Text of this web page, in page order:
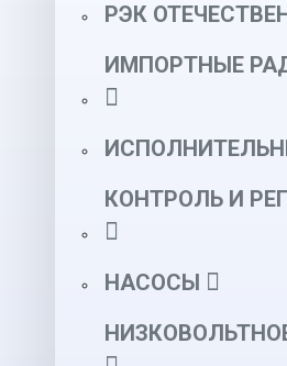
РЭК
ИМПОРТНЫЕ
КОНТРОЛЬ И
НАСОСЫ